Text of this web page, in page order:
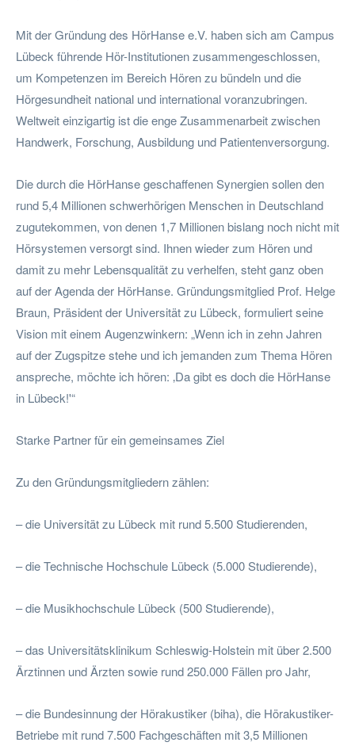
Mit der Gründung des HörHanse e.V. haben sich am Campus
Lübeck führende Hör-Institutionen zusammengeschlossen,
um Kompetenzen im Bereich Hören zu bündeln und die
Hörgesundheit national und international voranzubringen.
Weltweit einzigartig ist die enge Zusammenarbeit zwischen
Handwerk, Forschung, Ausbildung und Patientenversorgung.
Die durch die HörHanse geschaffenen Synergien sollen den
rund 5,4 Millionen schwerhörigen Menschen in Deutschland
zugutekommen, von denen 1,7 Millionen bislang noch nicht mit
Hörsystemen versorgt sind. Ihnen wieder zum Hören und
damit zu mehr Lebensqualität zu verhelfen, steht ganz oben
auf der Agenda der HörHanse. Gründungsmitglied Prof. Helge
Braun, Präsident der Universität zu Lübeck, formuliert seine
Vision mit einem Augenzwinkern: „Wenn ich in zehn Jahren
auf der Zugspitze stehe und ich jemanden zum Thema Hören
anspreche, möchte ich hören: ‚Da gibt es doch die HörHanse
in Lübeck!'“
Starke Partner für ein gemeinsames Ziel
Zu den Gründungsmitgliedern zählen:
– die Universität zu Lübeck mit rund 5.500 Studierenden,
– die Technische Hochschule Lübeck (5.000 Studierende),
– die Musikhochschule Lübeck (500 Studierende),
– das Universitätsklinikum Schleswig-Holstein mit über 2.500
Ärztinnen und Ärzten sowie rund 250.000 Fällen pro Jahr,
– die Bundesinnung der Hörakustiker (biha), die Hörakustiker-
Betriebe mit rund 7.500 Fachgeschäften mit 3,5 Millionen